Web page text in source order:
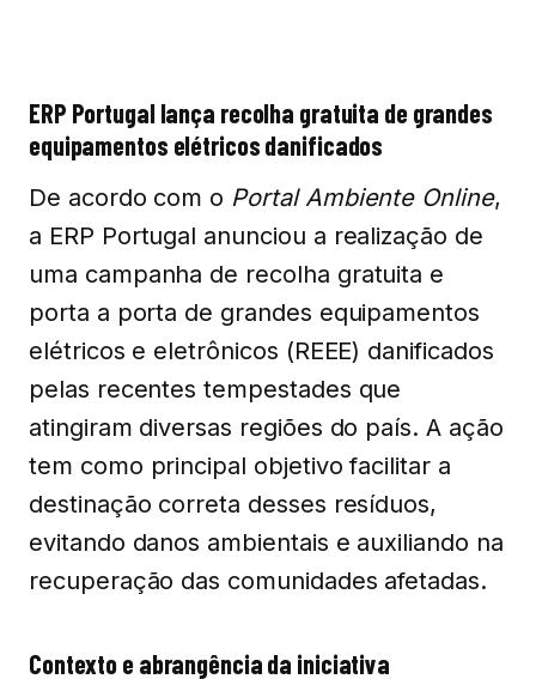
ERP Portugal lança recolha gratuita de grandes
equipamentos elétricos danificados
De acordo com o Portal Ambiente Online,
a ERP Portugal anunciou a realização de
uma campanha de recolha gratuita e
porta a porta de grandes equipamentos
elétricos e eletrônicos (REEE) danificados
pelas recentes tempestades que
atingiram diversas regiões do país. A ação
tem como principal objetivo facilitar a
destinação correta desses resíduos,
evitando danos ambientais e auxiliando na
recuperação das comunidades afetadas.
Contexto e abrangência da iniciativa